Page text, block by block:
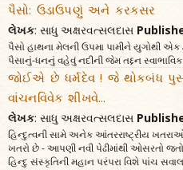
પૈસો: ઉડાઉપણું અને કરકસર
લેખક: સાધુ અક્ષરવત્સલદાસ
પૈસો હાથના મેલની ઉપમા પામીને યુગોથી એક
પૈસાનું-ધનનું વહેવું નદીની જેમ તદ્દન
જોઈએ છે ધર્મદેવ ! જે થોકબંધ
વાંચનવિવેક શીખવે...
લેખક: સાધુ અક્ષરવત્સલદાસ
હિન્દુત્વની સામે અનેક આંતરરાષ્ટ્રીય ખતરાઓ
ખતરો છે - આપણી નવી પેઢીમાંથી ઓસરતો
હિન્દુ સંસ્કૃતિની મહાન પરંપરા વિશે પાંચ